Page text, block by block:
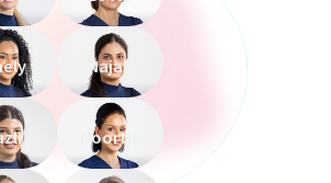
Najah
Noortje